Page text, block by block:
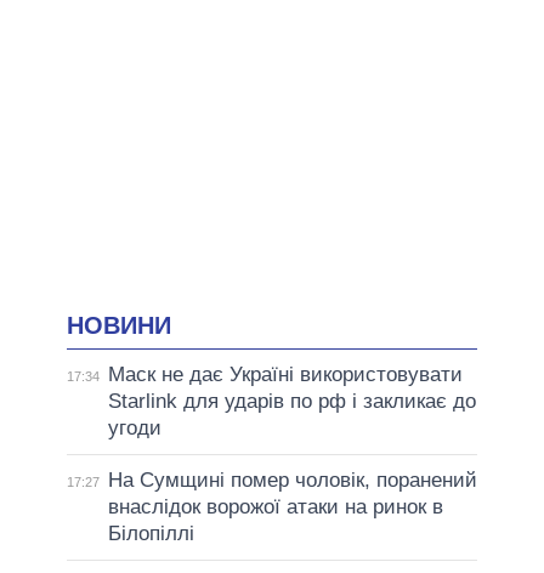
НОВИНИ
17:34
Маск не дає Україні використовувати
Starlink для ударів по рф і закликає до
угоди
17:27
На Сумщині помер чоловік, поранений
внаслідок ворожої атаки на ринок в
Білопіллі